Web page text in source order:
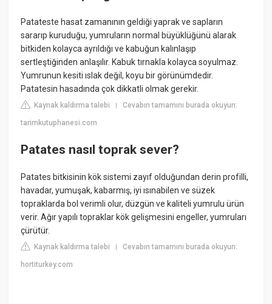
Patateste hasat zamanının geldiği yaprak ve sapların
sararıp kuruduğu, yumruların normal büyüklüğünü alarak
bitkiden kolayca ayrıldığı ve kabuğun kalınlaşıp
sertleştiğinden anlaşılır. Kabuk tırnakla kolayca soyulmaz.
Yumrunun kesiti ıslak değil, koyu bir görünümdedir.
Patatesin hasadında çok dikkatli olmak gerekir.
Kaynak kaldırma talebi |Cevabın tamamını burada okuyun:
tarimkutuphanesi.com
Patates nasıl toprak sever?
Patates bitkisinin kök sistemi zayıf olduğundan derin profilli,
havadar, yumuşak, kabarmış, iyi ısınabilen ve süzek
topraklarda bol verimli olur, düzgün ve kaliteli yumrulu ürün
verir. Ağır yapılı topraklar kök gelişmesini engeller, yumruları
çürütür.
Kaynak kaldırma talebi |Cevabın tamamını burada okuyun:
hortiturkey.com